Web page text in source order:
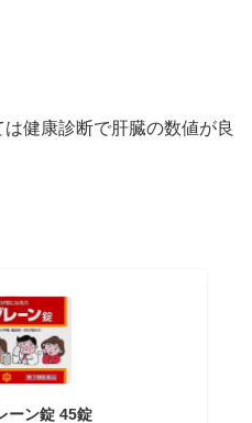
は健康診断で肝臓の数値が良
ーン錠 45錠